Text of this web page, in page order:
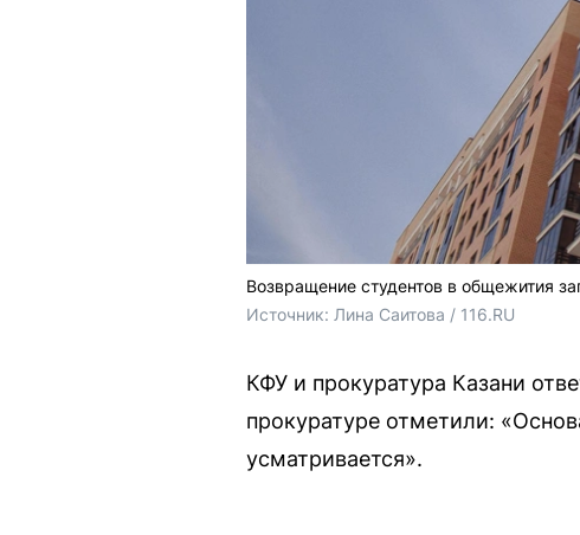
Возвращение студентов в общежития
Источник: Лина Саитова / 116.RU
КФУ и прокуратура Казани
прокуратуре отметили:
усматривается».